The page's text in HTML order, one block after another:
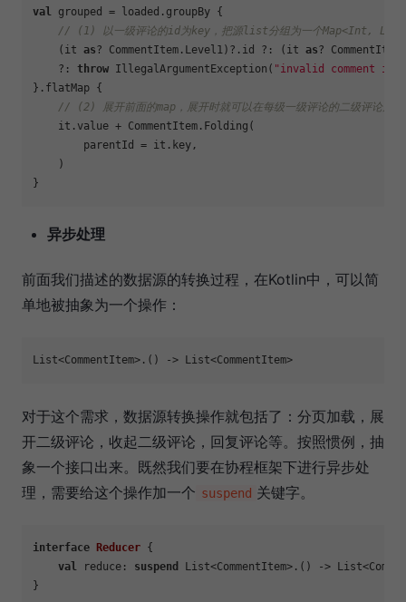
val grouped = loaded.groupBy {
// (1) 以一级评论的id为key，把源list分组为一个Map<Int,
    (it
as? CommentItem.Level1)?.id ?: (it as?
    ?:
throw IllegalArgumentException( "invalid comment
}.flatMap {
// (2) 展开前面的map，展开时就可以在每级一级评论的二级评论后
    it.value + CommentItem.Folding(
        parentId = it.key,
    )
异步处理
前面我们描述的数据源的转换过程，在Kotlin中，可以简
单地被抽象为一个操作：
对于这个需求，数据源转换操作就包括了：分页加载，展
开二级评论，收起二级评论，回复评论等。按照惯例，抽
象一个接口出来。既然我们要在协程框架下进行异步处
理，需要给这个操作加一个 suspend 关键字。
interface Reducer {
val reduce: suspend
List<CommentItem>.() ->